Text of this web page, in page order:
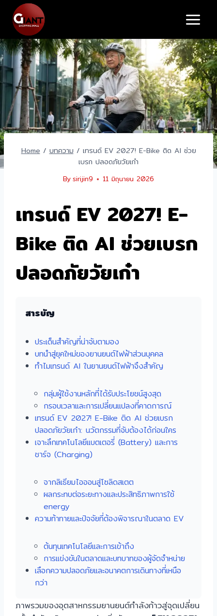
content
Home / บทความ / เทรนด์ EV 2027! E-Bike ติด AI ช่วย
เบรก ปลอดภัยวัยเก๋า
Bysirijin9 11 มิถุนายน 2026
เทรนด์ EV 2027! E-
Bike ติด AI ช่วยเบรก
ปลอดภัยวัยเก๋า
สารบัญ
ประเด็นสำคัญที่น่าจับตามอง
บทนำสู่ยุคใหม่ของยานยนต์ไฟฟ้าส่วนบุคคล
ทำไมเทรนด์ AI ในยานยนต์ไฟฟ้าจึงสำคัญ
กลุ่มผู้ใช้งานหลักที่ได้รับประโยชน์สูงสุด
กรอบเวลาและการเปลี่ยนแปลงที่คาดการณ์
เทรนด์ EV 2027! E-Bike ติด AI ช่วยเบรก
ปลอดภัยวัยเก๋า: นวัตกรรมที่จับต้องได้ก่อนใคร
เจาะลึกเทคโนโลยีแบตเตอรี่ (Battery) และการ
ชาร์จ (Charging)
จากลิเธียมไอออนสู่โซลิดสเตต
ผลกระทบต่อระยะทางและประสิทธิภาพการใช้
energy
ความท้าทายและปัจจัยที่ต้องพิจารณาในตลาด EV
ต้นทุนเทคโนโลยีและการเข้าถึง
การแข่งขันในตลาดและบทบาทของผู้จัดจำหน่าย
เลือกความปลอดภัยและอนาคตการเดินทางที่เหนือ
กว่า
ภาพรวมของอุตสาหกรรมยานยนต์กำลังก้าวสู่จุดเปลี่ยน